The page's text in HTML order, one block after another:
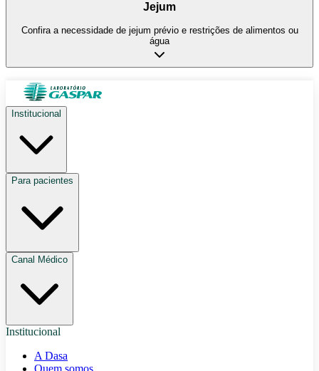
Jejum
Confira a necessidade de jejum prévio e restrições de alimentos ou
água
Institucional
Para pacientes
Canal Médico
Institucional
A Dasa